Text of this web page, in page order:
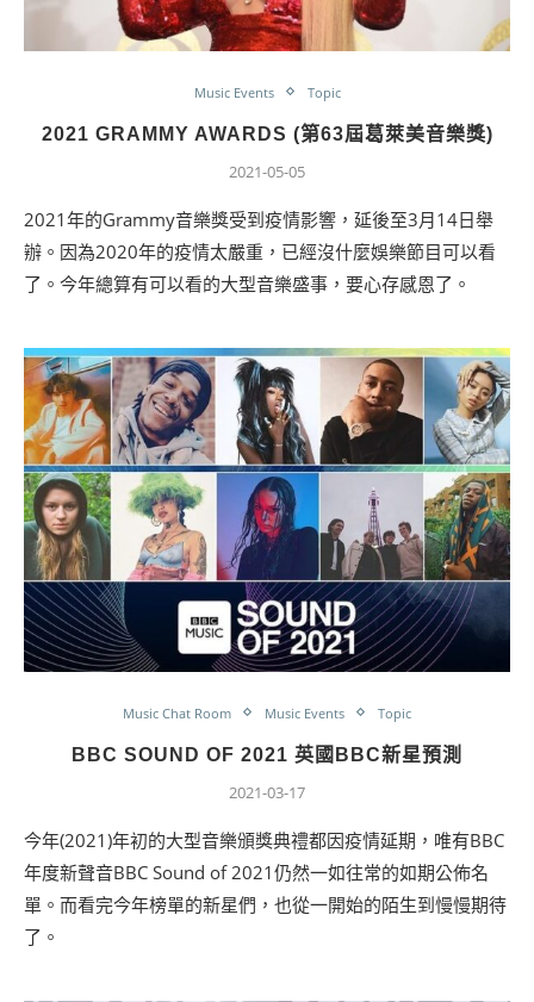
Music Events Topic
2021 GRAMMY AWARDS (第63屆葛萊美音樂獎)
2021-05-05
2021年的Grammy音樂獎受到疫情影響，延後至3月14日舉
辦。因為2020年的疫情太嚴重，已經沒什麼娛樂節目可以看
了。今年總算有可以看的大型音樂盛事，要心存感恩了。
Music Chat Room Music Events Topic
BBC SOUND OF 2021 英國BBC新星預測
2021-03-17
今年(2021)年初的大型音樂頒獎典禮都因疫情延期，唯有BBC
年度新聲音BBC Sound of 2021仍然一如往常的如期公佈名
單。而看完今年榜單的新星們，也從一開始的陌生到慢慢期待
了。